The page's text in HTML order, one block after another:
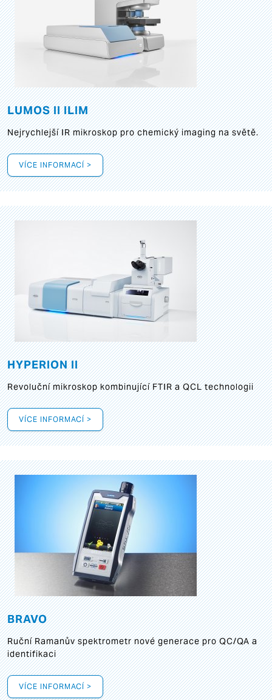
LUMOS II ILIM
Nejrychlejší IR mikroskop pro chemický imaging na světě.
VÍCE INFORMACÍ >
HYPERION II
Revoluční mikroskop kombinující FTIR a QCL technologii
VÍCE INFORMACÍ >
BRAVO
Ruční Ramanův spektrometr nové generace pro QC/QA a
identifikaci
VÍCE INFORMACÍ >